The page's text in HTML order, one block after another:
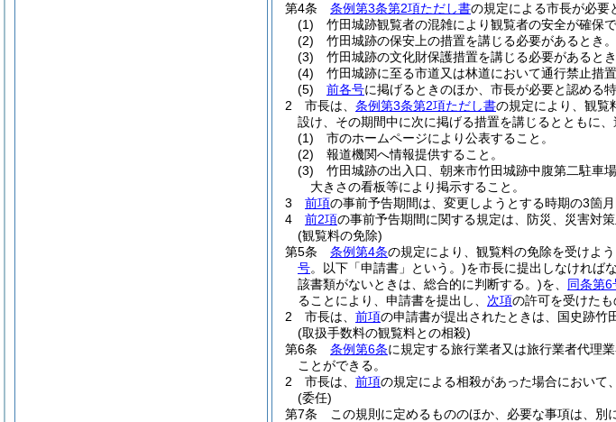
第4条
条例第3条第2項ただし書の規定による市長が必要
(1)
竹田城跡観覧者の混雑により観覧者の安全が確保
(2)
竹田城跡の保安上の措置を講じる必要があるとき。
(3)
竹田城跡の文化財保護措置を講じる必要があるとき
(4)
竹田城跡に至る市道又は林道において通行禁止措
(5)
前各号に掲げるときのほか、市長が必要と認める
2
市長は、 条例第3条第2項ただし書の規定により、観覧
設け、その期間中に次に掲げる措置を講じるとともに
(1)
市のホームページにより公表すること。
(2)
報道機関へ情報提供すること。
(3)
竹田城跡の出入口、朝来市竹田城跡中腹第二駐車
大きさの看板等により掲示すること。
3
前項の事前予告期間は、変更しようとする時期の3箇
4
前2項の事前予告期間に関する規定は、防災、災害対
(観覧料の免除)
第5条
条例第4条の規定により、観覧料の免除を受けよ
号。以下「申請書」という。)を市長に提出しなければな
該書類がないときは、総合的に判断する。)を、 同条第6
ることにより、申請書を提出し、 次項の許可を受けたも
2
市長は、 前項の申請書が提出されたときは、国史跡竹
(取扱手数料の観覧料との相殺)
第6条
条例第6条に規定する旅行業者又は旅行業者代理
ことができる。
2
市長は、 前項の規定による相殺があった場合において
(委任)
第7条
この規則に定めるもののほか、必要な事項は、別